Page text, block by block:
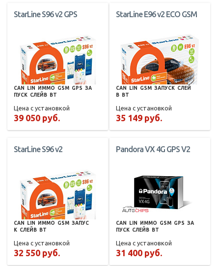
StarLine S96 v2 GPS
CAN LIN ИММО GSM GPS ЗА
ПУСК СЛЕЙВ BT
Цена с установкой
39 050 руб.
StarLine E96 v2 ECO GSM
CAN LIN GSM ЗАПУСК СЛЕЙ
В
BT
Цена с установкой
35 149 руб.
StarLine S96 v2
CAN LIN ИММО GSM ЗАПУС
К СЛЕЙВ BT
Цена с установкой
32 550 руб.
Pandora VX 4G GPS V2
CAN LIN ИММО GSM GPS ЗА
ПУСК СЛЕЙВ BT
Цена с установкой
31 400 руб.